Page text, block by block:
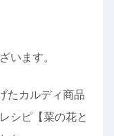
います。
たカルディ商品
シピ【菜の花と